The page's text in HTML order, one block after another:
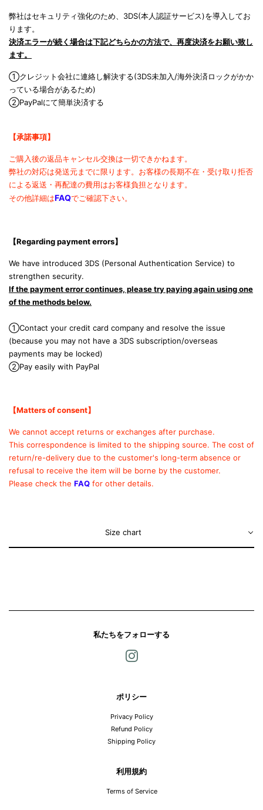
弊社はセキュリティ強化のため、3DS(本人認証サービス)を導入してお
ります。
決済エラーが続く場合は下記どちらかの方法で、再度決済をお願い致し
ます。
①クレジット会社に連絡し解決する(3DS未加入/海外決済ロックがかか
っている場合があるため)
②PayPalにて簡単決済する
【承諾事項】
ご購入後の返品キャンセル交換は一切できかねます。
弊社の対応は発送元までに限ります。 お客様の長期不在・受け取り拒否
による返送・再配達の費用はお客様負担となります。
その他詳細はFAQでご確認下さい。
【Regarding payment errors】
We have introduced 3DS (Personal Authentication Service) to
strengthen security.
If the payment error continues, please try paying again using one
of the methods below.
①Contact your credit card company and resolve the issue
(because you may not have a 3DS subscription/overseas
payments may be locked)
②Pay easily with PayPal
【Matters of consent】
We cannot accept returns or exchanges after purchase.
This correspondence is limited to the shipping source. The cost of
return/re-delivery due to the customer's long-term absence or
refusal to receive the item will be borne by the customer.
Please check the FAQ for other details.
Size chart
私たちをフォローする
ポリシー
Privacy Policy
Refund Policy
Shipping Policy
利用規約
Terms of Service